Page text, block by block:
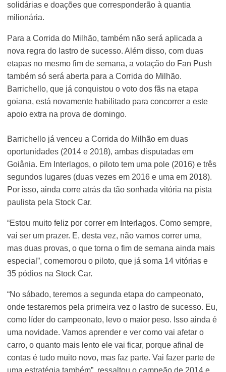
solidárias e doações que corresponderão à quantia
milionária.
Para a Corrida do Milhão, também não será aplicada a
nova regra do lastro de sucesso. Além disso, com duas
etapas no mesmo fim de semana, a votação do Fan Push
também só será aberta para a Corrida do Milhão.
Barrichello, que já conquistou o voto dos fãs na etapa
goiana, está novamente habilitado para concorrer a este
apoio extra na prova de domingo.
Barrichello já venceu a Corrida do Milhão em duas
oportunidades (2014 e 2018), ambas disputadas em
Goiânia. Em Interlagos, o piloto tem uma pole (2016) e três
segundos lugares (duas vezes em 2016 e uma em 2018).
Por isso, ainda corre atrás da tão sonhada vitória na pista
paulista pela Stock Car.
“Estou muito feliz por correr em Interlagos. Como sempre,
vai ser um prazer. E, desta vez, não vamos correr uma,
mas duas provas, o que torna o fim de semana ainda mais
especial”, comemorou o piloto, que já soma 14 vitórias e
35 pódios na Stock Car.
“No sábado, teremos a segunda etapa do campeonato,
onde testaremos pela primeira vez o lastro de sucesso. Eu,
como líder do campeonato, levo o maior peso. Isso ainda é
uma novidade. Vamos aprender e ver como vai afetar o
carro, o quanto mais lento ele vai ficar, porque afinal de
contas é tudo muito novo, mas faz parte. Vai fazer parte de
uma estratégia também”, ressaltou o campeão de 2014 e